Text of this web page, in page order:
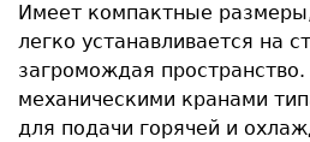
Имеет компактные
легко устанавливается на
загромождая
механическими кранами
для подачи горячей и